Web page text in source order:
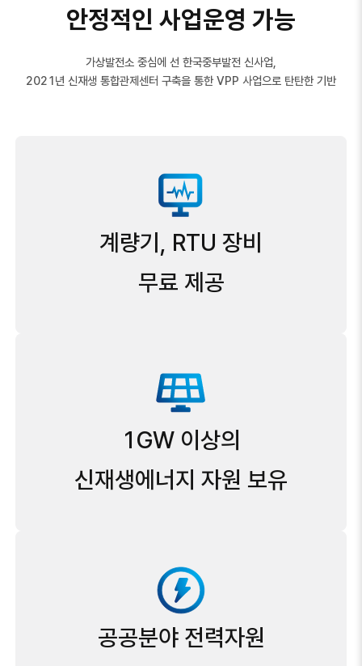
안정적인 사업운영 가능
가상발전소 중심에 선 한국중부발전 신사업,
2021년 신재생 통합관제센터 구축을 통한 VPP 사업으로 탄탄한 기반
계량기, RTU 장비
무료 제공
1GW 이상의
신재생에너지 자원 보유
공공분야 전력자원